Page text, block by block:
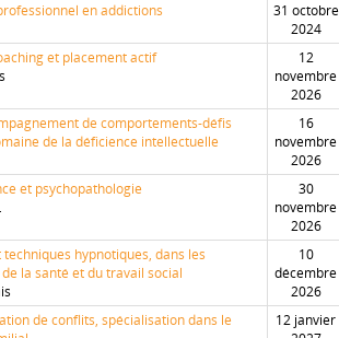
en addictions
31 octobre
2024
et placement actif
12
novembre
2026
de comportements-défis
de la déficience intellectuelle
16
novembre
2026
et psychopathologie
30
novembre
2026
techniques hypnotiques, dans les
la santé et du travail social
10
décembre
2026
de conflits, spécialisation dans le
12 janvier